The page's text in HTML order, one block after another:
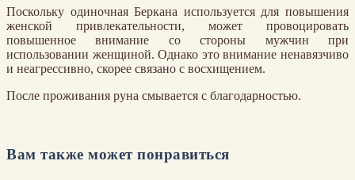
Поскольку одиночная Беркана используется для повышения
женской привлекательности, может провоцировать
повышенное внимание со стороны мужчин при
использовании женщиной. Однако это внимание ненавязчиво
и неагрессивно, скорее связано с восхищением.
После проживания руна смывается с благодарностью.
Вам также может понравиться